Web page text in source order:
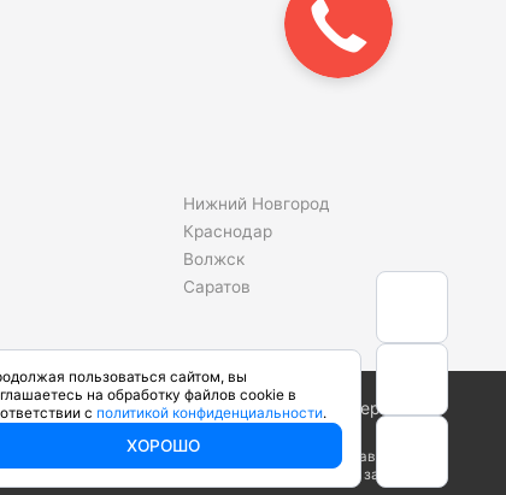
Нижний Новгород
Краснодар
Волжск
Саратов
Сделано в студии
Российской Федерации. Производители вправе
у наших менеджеров перед оформлением заказа.
пользоваться сайтом, вы
на обработку файлов cookie в
с политикой конфиденциальности.
ХОРОШО
Закажите
звонок!